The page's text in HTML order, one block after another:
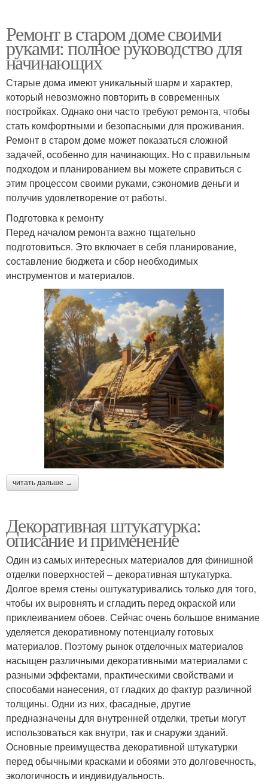
Ремонт в старом доме своими
руками: полное руководство для
начинающих
Старые дома имеют уникальный шарм и характер,
который невозможно повторить в современных
постройках. Однако они часто требуют ремонта, чтобы
стать комфортными и безопасными для проживания.
Ремонт в старом доме может показаться сложной
задачей, особенно для начинающих. Но с правильным
подходом и планированием вы можете справиться с
этим процессом своими руками, сэкономив деньги и
получив удовлетворение от работы.
Подготовка к ремонту
Перед началом ремонта важно тщательно
подготовиться. Это включает в себя планирование,
составление бюджета и сбор необходимых
инструментов и материалов.
читать дальше →
Декоративная штукатурка:
описание и применение
Один из самых интересных материалов для финишной
отделки поверхностей – декоративная штукатурка.
Долгое время стены оштукатуривались только для того,
чтобы их выровнять и сгладить перед окраской или
приклеиванием обоев. Сейчас очень большое внимание
уделяется декоративному потенциалу готовых
материалов. Поэтому рынок отделочных материалов
насыщен различными декоративными материалами с
разными эффектами, практическими свойствами и
способами нанесения, от гладких до фактур различной
толщины. Одни из них, фасадные, другие
предназначены для внутренней отделки, третьи могут
использоваться как внутри, так и снаружи зданий.
Основные преимущества декоративной штукатурки
перед обычными красками и обоями это долговечность,
экологичность и индивидуальность.